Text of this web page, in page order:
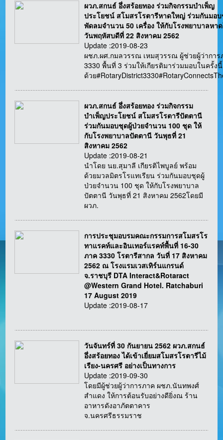
ผวภ.สกนธ์ อึ่งสร้อยทอง ร่วมกิจกรรมบำเพ็ญ
ประโยชน์ สโมสรโรตารีหาดใหญ่ ร่วมกันมอ
พัดลมจำนวน 50 เครื่อง ให้กับโรงพยาบาลหา
วันพฤหัสบดีที่ 22 สิงหาคม 2562
Update :2019-08-23
ผชภ.ผศ.กมลวรรณ เหมสุวรรณ ผู้ช่วยผู้ว่าการ
3330 พื้นที่ 3 ร่วมให้เกียรติมาร่วมมอบในครั้งนี้
ด้วย
ผวภ.สกนธ์ อึ่งสร้อยทอง ร่วมกิจกรรม
บำเพ็ญประโยชน์ สโมสรโรตารีปัตตานี
ร่วมกันมอบชุดผู้ป่วยจำนวน 100 ชุด ให้
กับโรงพยาบาลปัตตานี วันพุธที่ 21
สิงหาคม 2562
Update :2019-08-21
นำโดย นย.สุมาลี เกียรติไพบูลย์ พร้อม
ด้วยมวลมิตรโรแทเรียน ร่วมกันมอบชุดผู้
ป่วยจำนวน 100 ชุด ให้กับโรงพยาบาล
ปัตตานี วันพุธที่ 21 สิงหาคม 2562โดยมี
ผวภ.
การประชุมอบรมคณะกรรมการสโมสรโร
ทาแรคท์และอินเทอร์แรคท์พื้นที่ 16-30
ภาค 3330 โรตารีสากล วันที่ 17 สิงหาคม
2562 ณ โรงแรมเวสเทิร์นแกรนด์
จ.ราชบุรี DTA Interact&Rotaract
@Western Grand Hotel. Ratchaburi
17 August 2019
Update :2019-08-17
วันจันทร์ที่ 30 กันยายน 2562 ผวภ.สกนธ์
อึ่งสร้อยทอง ได้เข้าเยี่ยมสโมสรโรตารีไม้
เรียง-นครศรี อย่างเป็นทางการ
Update :2019-09-30
โดยมีผู้ช่วยผู้ว่าการภาค ผชภ.นันทพงศ์
สำแดง ให้การต้อนรับอย่างดียิ่งณ ร้าน
อาหารดังอาภัตตาคาร
จ.นครศรีธรรมราช